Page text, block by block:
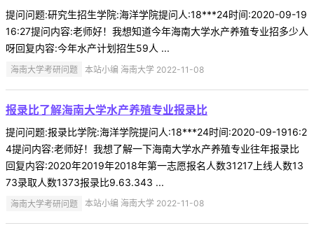
提问问题:研究生招生学院:海洋学院提问人:18***24时间:2020-09-19
16:27提问内容:老师好！我想知道今年海南大学水产养殖专业招多少人
呀回复内容:今年水产计划招生59人 ...
海南大学考研问题 本站小编 海南大学 2022-11-08
报录比了解海南大学水产养殖专业报录比
提问问题:报录比学院:海洋学院提问人:18***24时间:2020-09-1916:2
4提问内容:老师好！我想了解一下海南大学水产养殖专业往年报录比
回复内容:2020年2019年2018年第一志愿报名人数31217上线人数13
73录取人数1373报录比9.63.343 ...
海南大学考研问题 本站小编 海南大学 2022-11-08